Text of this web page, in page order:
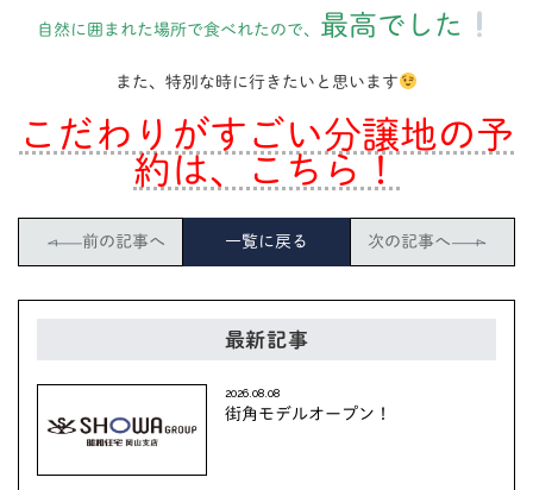
自然に囲まれた場所で食べれたので、 最高でした
また、特別な時に行きたいと思います
こだわりがすごい分譲地の予
約は、こちら！
前の記事へ 一覧に戻る 次の記事へ
最新記事
2026.08.08
街角モデルオープン！